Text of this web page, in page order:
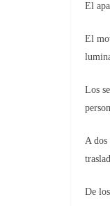
El
El
Los
A dos
De